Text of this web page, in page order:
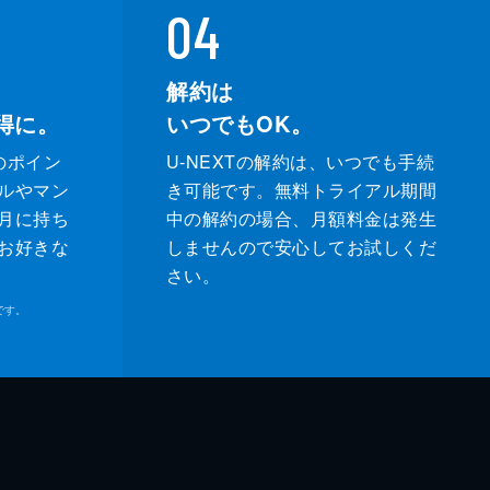
。
ポイン
やマン
に持ち
好きな
。
04
解約は
いつでもOK。
U-NEXTの解約は、いつでも手続
き可能です。無料トライアル期間
中の解約の場合、月額料金は発生
しませんので安心してお試しくだ
さい。